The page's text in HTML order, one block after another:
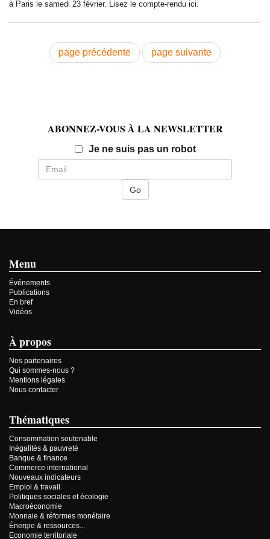
à Paris le samedi 23 février. Lisez le compte-rendu ici.
page précédente page suivante
ABONNEZ-VOUS À LA NEWSLETTER
Je ne suis pas un robotEmail
Menu
Événements
Publications
En bref
Vidéos
À propos
Nos partenaires
Qui sommes-nous ?
Mentions légales
Nous contacter
Thématiques
Consommation soutenable
Inégalités & pauvreté
Banque & finance
Commerce international
Nouveaux indicateurs
Emploi & travail
Politiques sociales et écologie
Macroéconomie
Monnaie & réformes monétaire
Énergie & ressources...
Economie territoriale